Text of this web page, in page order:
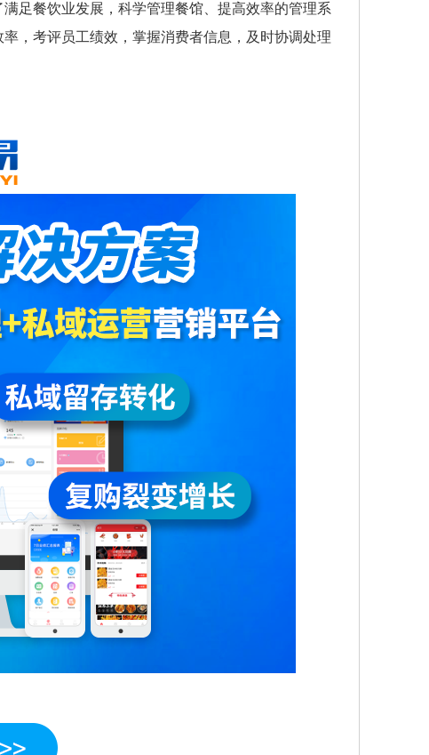
足餐饮业发展，科学管理餐馆、提高效率的管理系
，考评员工绩效，掌握消费者信息，及时协调处理